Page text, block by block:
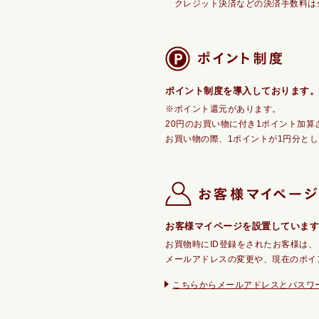
クレジット決済などの決済手数料は
ポイント制度を導入しております。
※ポイント還元があります。
20円のお買い物に付き1ポイント加算
お買い物の際、1ポイントが1円分と
お客様マイページを設置していま
お買物時にID登録をされたお客様は、
メールアドレスの変更や、現在のポ
こちらからメールアドレスとパスワ